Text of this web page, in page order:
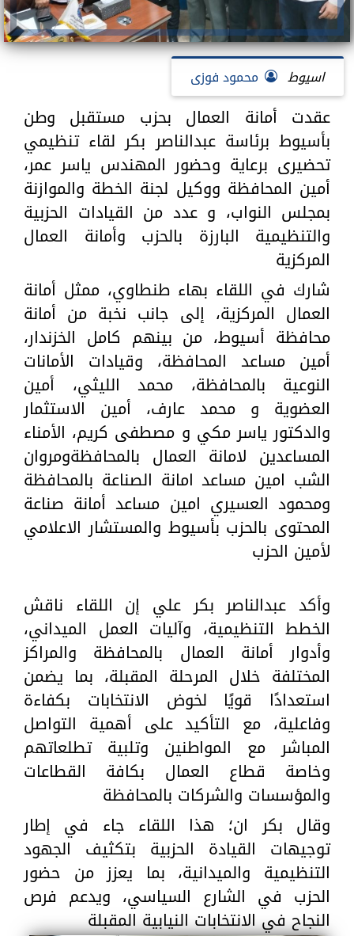
اسيوط محمود فوزى
عقدت أمانة العمال بحزب مستقبل وطن
بأسيوط برئاسة عبدالناصر بكر لقاء تنظيمي
تحضيرى برعاية وحضور المهندس ياسر عمر،
أمين المحافظة ووكيل لجنة الخطة والموازنة
بمجلس النواب، و عدد من القيادات الحزبية
والتنظيمية البارزة بالحزب وأمانة العمال
المركزية
شارك في اللقاء بهاء طنطاوي، ممثل أمانة
العمال المركزية، إلى جانب نخبة من أمانة
محافظة أسيوط، من بينهم كامل الخزندار،
أمين مساعد المحافظة، وقيادات الأمانات
النوعية بالمحافظة، محمد الليثي، أمين
العضوية و محمد عارف، أمين الاستثمار
والدكتور ياسر مكي و مصطفى كريم، الأمناء
المساعدين لامانة العمال بالمحافظةومروان
الشب امين مساعد امانة الصناعة بالمحافظة
ومحمود العسيري امين مساعد أمانة صناعة
المحتوى بالحزب بأسيوط والمستشار الاعلامي
لأمين الحزب
وأكد عبدالناصر بكر علي إن اللقاء ناقش
الخطط التنظيمية، وآليات العمل الميداني،
وأدوار أمانة العمال بالمحافظة والمراكز
المختلفة خلال المرحلة المقبلة، بما يضمن
استعدادًا قويًا لخوض الانتخابات بكفاءة
وفاعلية، مع التأكيد على أهمية التواصل
المباشر مع المواطنين وتلبية تطلعاتهم
وخاصة قطاع العمال بكافة القطاعات
والمؤسسات والشركات بالمحافظة
وقال بكر ان؛ هذا اللقاء جاء في إطار
توجيهات القيادة الحزبية بتكثيف الجهود
التنظيمية والميدانية، بما يعزز من حضور
الحزب في الشارع السياسي، ويدعم فرص
النجاح في الانتخابات النيابية المقبلة